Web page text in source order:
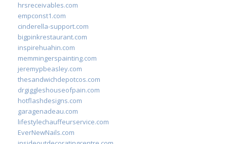
hrsreceivables.com
empconst1.com
cinderella-support.com
bigpinkrestaurant.com
inspirehuahin.com
memmingerspainting.com
jeremypbeasley.com
thesandwichdepotcos.com
drgiggleshouseofpain.com
hotflashdesigns.com
garagenadeau.com
lifestylechauffeurservice.com
EverNewNails.com